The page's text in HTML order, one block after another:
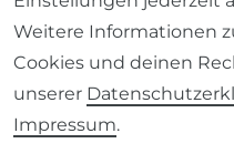
Weitere Informationen
Cookies und deinen
unserer
Impressum.